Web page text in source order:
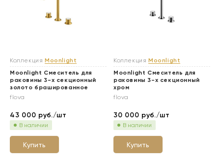
Коллекция Moonlight
Moonlight Смеситель для
раковины 3-х секционный
золото брашированное
flova
43 000 руб./шт
В наличии
Купить
Коллекция Moonlight
Moonlight Смеситель для
раковины 3-х секционный
хром
flova
30 000 руб./шт
В наличии
Купить